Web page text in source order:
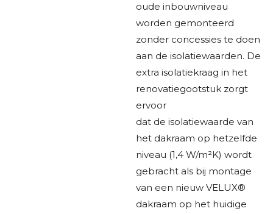
oude inbouwniveau
worden gemonteerd
zonder concessies te doen
aan de isolatiewaarden. De
extra isolatiekraag in het
renovatiegootstuk zorgt
ervoor
dat de isolatiewaarde van
het dakraam op hetzelfde
niveau (1,4 W/m²K) wordt
gebracht als bij montage
van een nieuw VELUX®
dakraam op het huidige